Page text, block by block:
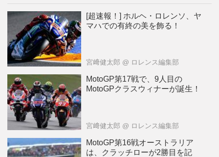
[超速報！] ホルヘ・ロレンソ、ヤ
マハでの有終の美を飾る！
宮﨑健太郎 @ ロレンス編集部
MotoGP第17戦で、9人目の
MotoGPクラスウィナーが誕生！
宮﨑健太郎 @ ロレンス編集部
MotoGP第16戦オーストラリア
は、クラッチローが2勝目を記